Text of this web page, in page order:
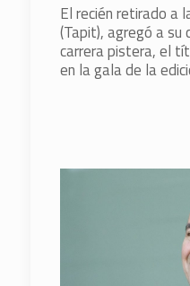
El recién retirado a
(Tapit), agregó a su
carrera pistera, el
en la gala de la